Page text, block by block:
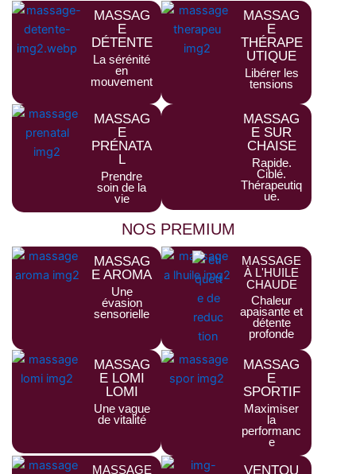
MASSAG
E
DÉTENTE
La sérénité
en
mouvement
MASSAG
E
THÉRAPE
UTIQUE
Libérer les
tensions
MASSAG
E
PRÉNATA
L
Prendre
soin de la
vie
MASSAG
E SUR
CHAISE
Rapide.
Ciblé.
Thérapeutiq
ue.
NOS PREMIUM
MASSAG
E AROMA
Une
évasion
sensorielle
MASSAGE
À L'HUILE
CHAUDE
Chaleur
apaisante et
détente
profonde
MASSAG
E LOMI
LOMI
Une vague
de vitalité
MASSAG
E
SPORTIF
Maximiser
la
performanc
e
MASSAGE VENTOU